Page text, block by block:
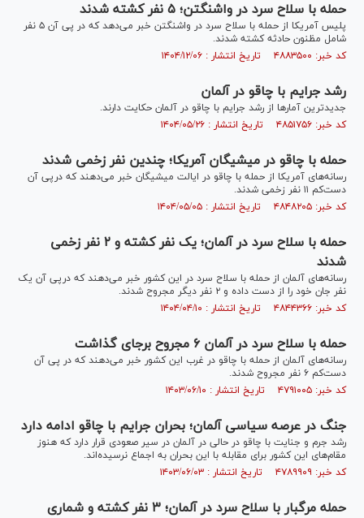
حمله با سلاح سرد در واشنگتن؛ ۵ نفر کشته شدند
پلیس آمریکا از حمله با سلاح سرد در واشنگتن خبر می‌دهد که در پی آن ۵ نفر
شامل مظنون حادثه کشته شدند.
کد خبر: ۴۸۸۳۵۰۰ تاریخ انتشار : ۱۴۰۴/۱۲/۰۶
رشد جرایم با چاقو در آلمان
جدیدترین آمار‌ها از رشد جرایم با چاقو در آلمان حکایت دارند.
کد خبر: ۴۸۵۱۷۵۶ تاریخ انتشار : ۱۴۰۴/۰۵/۲۶
حمله با چاقو در میشیگان آمریکا؛ چندین نفر زخمی شدند
رسانه‌های آمریکا از حمله با چاقو در ایالت میشیگان خبر می‌دهند که درپی آن
دست‌کم ۱۱ نفر زخمی شدند.
کد خبر: ۴۸۴۸۲۰۵ تاریخ انتشار : ۱۴۰۴/۰۵/۰۵
حمله با سلاح سرد در آلمان؛ یک نفر کشته و ۲ نفر زخمی
شدند
رسانه‌های آلمان از حمله با سلاح سرد در این کشور خبر می‌دهند که درپی آن یک
نفر جان خود را از دست داده و ۲ نفر دیگر مجروح شدند.
کد خبر: ۴۸۴۴۳۶۶ تاریخ انتشار : ۱۴۰۴/۰۴/۱۰
حمله با سلاح سرد در آلمان ۶ مجروح برجای گذاشت
رسانه‌های آلمان از حمله با چاقو در غرب این کشور خبر می‌دهند که در پی آن
دست‌کم ۶ نفر مجروح شدند.
کد خبر: ۴۷۹۱۰۰۵ تاریخ انتشار : ۱۴۰۳/۰۶/۱۰
جنگ در عرصه سیاسی آلمان؛ بحران جرایم با چاقو ادامه دارد
رشد جرم و جنایت با چاقو در حالی در آلمان در سیر صعودی قرار دارد که هنوز
مقام‌های این کشور برای مقابله با این بحران به اجماع نرسیده‌اند.
کد خبر: ۴۷۸۹۹۰۹ تاریخ انتشار : ۱۴۰۳/۰۶/۰۳
حمله مرگبار با سلاح سرد در آلمان؛ ۳ نفر کشته و شماری